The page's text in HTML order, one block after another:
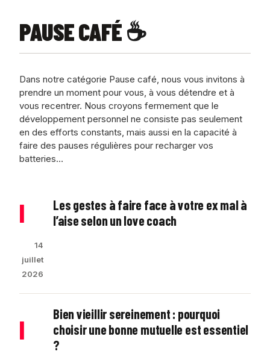
PAUSE CAFÉ☕
Dans notre catégorie Pause café, nous vous invitons à
prendre un moment pour vous, à vous détendre et à
vous recentrer. Nous croyons fermement que le
développement personnel ne consiste pas seulement
en des efforts constants, mais aussi en la capacité à
faire des pauses régulières pour recharger vos
batteries…
|
Les gestes à faire face à votre ex mal à
l’aise selon un love coach
14
juillet
2026
|
Bien vieillir sereinement : pourquoi
choisir une bonne mutuelle est essentiel
?